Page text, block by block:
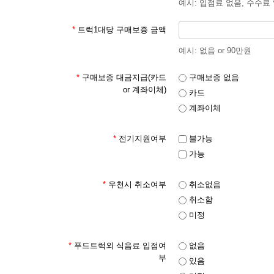
예시: 입점료 없음, 수수료
* 트럭1대당 구매보증 금액
예시: 없음 or 90만원
* 구매보증 대금지급(카드
or 계좌이체)
구매보증 없음
카드
계좌이체
* 전기지원여부
불가능
가능
* 우천시 취소여부
취소없음
취소함
미정
* 푸드트럭외 식음료 입점여
부
없음
있음